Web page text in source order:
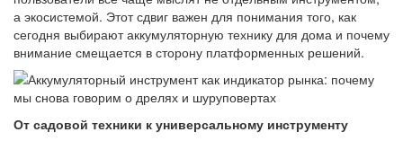
а экосистемой. Этот сдвиг важен для понимания того, как
сегодня выбирают аккумуляторную технику для дома и почему
внимание смещается в сторону платформенных решений.
От садовой техники к универсальному инструменту